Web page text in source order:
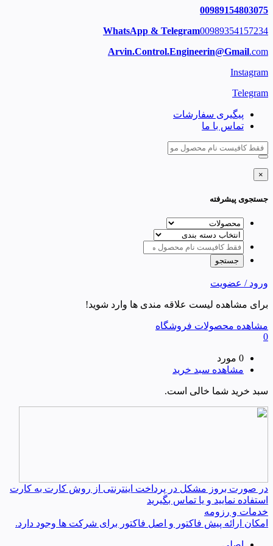
00989154803075
WhatsApp & Telegram00989354157234
Arvin.Control.Engineerin@Gmail.com
Instagram
Telegram
پیگیری سفارشات
تماس با ما
×
جستجوی پیشرفته
ورود / عضویت
برای مشاهده لیست علاقه مندی ها وارد شوید!
مشاهده محصولات فروشگاه
0
0 مورد
مشاهده سبد خرید
سبد خرید شما خالی است.
در صورت بروز مشکل در پرداخت اینترنتی از روش کارت به کارت
استفاده نمایید و یا تماس بگیرید
خدمات و رزومه
امکان ارائه پیش فاکتور و اصل فاکتور برای شرکت ها وجود دارد.